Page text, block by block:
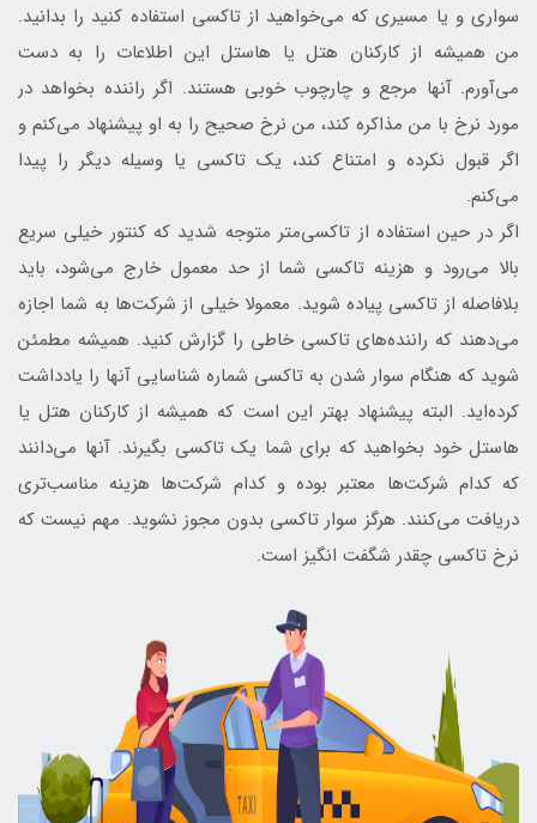
سواری و یا مسیری که می‌خواهید از تاکسی استفاده کنید را بدانید.
من همیشه از کارکنان هتل یا هاستل این اطلاعات را به دست
می‌آورم. آنها مرجع و چارچوب خوبی هستند. اگر راننده بخواهد در
مورد نرخ با من مذاکره کند، من نرخ صحیح را به او پیشنهاد می‌کنم و
اگر قبول نکرده و امتناع کند، یک تاکسی یا وسیله دیگر را پیدا
می‌کنم.
اگر در حین استفاده از تاکسی‌متر متوجه شدید که کنتور خیلی سریع
بالا می‌رود و هزینه تاکسی شما از حد معمول خارج می‌شود، باید
بلافاصله از تاکسی پیاده شوید. معمولا خیلی از شرکت‌ها به شما اجازه
می‌دهند که راننده‌های تاکسی خاطی را گزارش کنید. همیشه مطمئن
شوید که هنگام سوار شدن به تاکسی شماره شناسایی آنها را یادداشت
کرده‌اید. البته پیشنهاد بهتر این است که همیشه از کارکنان هتل یا
هاستل خود بخواهید که برای شما یک تاکسی بگیرند. آنها می‌دانند
که کدام شرکت‌ها معتبر بوده و کدام شرکت‌ها هزینه مناسب‌تری
دریافت می‌کنند. هرگز سوار تاکسی بدون مجوز نشوید. مهم نیست که
نرخ تاکسی چقدر شگفت انگیز است.